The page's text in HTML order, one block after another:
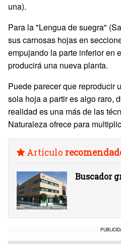
una).
Para la "Lengua de suegra"
sus carnosas hojas en
empujando la parte inferior en
producirá una nueva planta.
Puede parecer que reproducir
sola hoja a partir es algo raro,
realidad es una más de las
Naturaleza ofrece para
Artículo
Buscador